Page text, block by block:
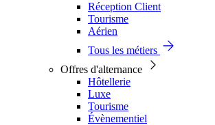
Réception Client
Tourisme
Aérien
Tous les métiers
Offres d'alternance
Hôtellerie
Luxe
Tourisme
Évènementiel